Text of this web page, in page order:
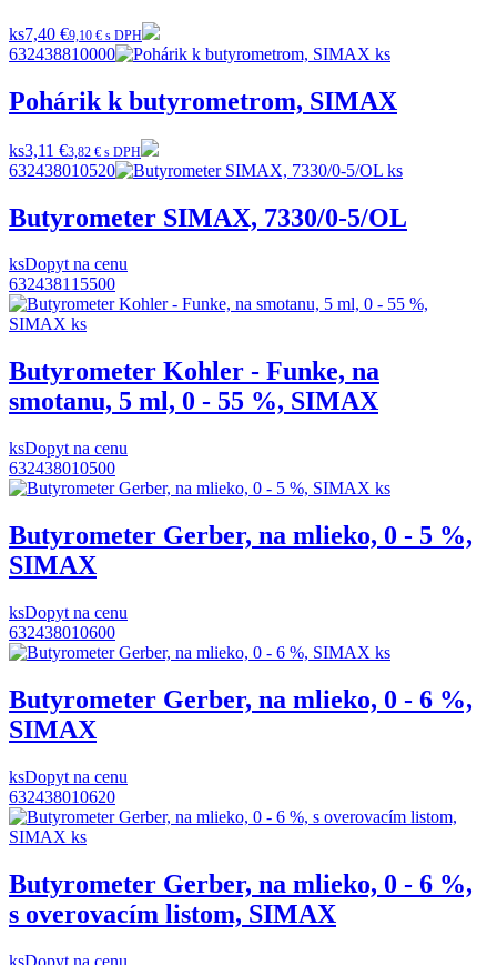
ks7,40 €9,10 € s DPH
632438810000
Pohárik k butyrometrom, SIMAX
ks3,11 €3,82 € s DPH
632438010520
Butyrometer SIMAX, 7330/0-5/OL
ksDopyt na cenu
632438115500
Butyrometer Kohler - Funke, na
smotanu, 5 ml, 0 - 55 %, SIMAX
ksDopyt na cenu
632438010500
Butyrometer Gerber, na mlieko, 0 - 5 %,
SIMAX
ksDopyt na cenu
632438010600
Butyrometer Gerber, na mlieko, 0 - 6 %,
SIMAX
ksDopyt na cenu
632438010620
Butyrometer Gerber, na mlieko, 0 - 6 %,
s overovacím listom, SIMAX
ksDopyt na cenu